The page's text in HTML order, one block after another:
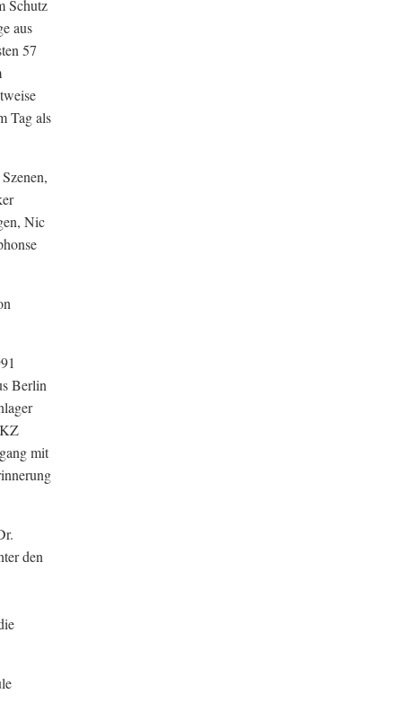
Schutz
aus
57
Tag als
Nic
Berlin
mit
den